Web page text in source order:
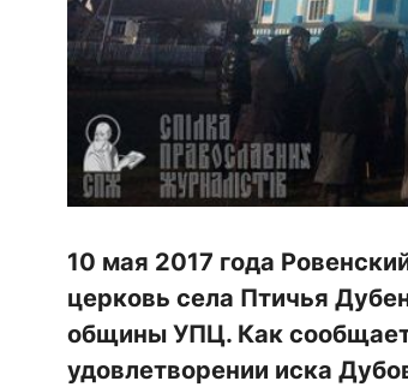
10 мая 2017 года
церковь села Птичья
общины УПЦ. Как
удовлетворении иска